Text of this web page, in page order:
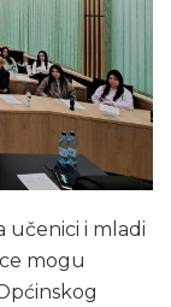
učenici i mladi
mogu